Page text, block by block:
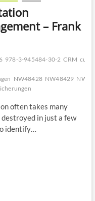
– Frank
978-3-945484-30-2 CRM
NW48428 NW48429
often takes many
in just a few
identify…